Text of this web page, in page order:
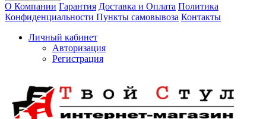
О Компании Гарантия Доставка и Оплата Политика
Конфиденциальности Пункты самовывоза Контакты
Личный кабинет
Авторизация
Регистрация